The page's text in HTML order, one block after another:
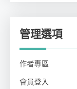
管理選項
作者專區
會員登入